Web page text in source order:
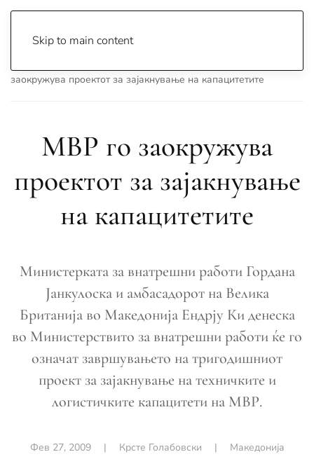
Skip to main content
заокружува проектот за зајакнување на капацитетите
МВР го заокружува
проектот за зајакнување
на капацитетите
Министерката за внатрешни работи Гордана
Јанкулоска и амбасадорот на Велика
Британија во Македонија Ендрју Ки денеска
во Министерствито за внатрешни работи ќе го
означат завршувањето на тригодишниот
проект за зајакнување на техничките и
логистичките капацитети на МВР.
Фев 27, 2009| Крсте Голабовски | Македонија